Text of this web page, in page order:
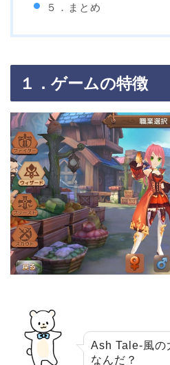
５．まとめ
１．ゲームの特徴
Ash Tale-風の
なんだ？